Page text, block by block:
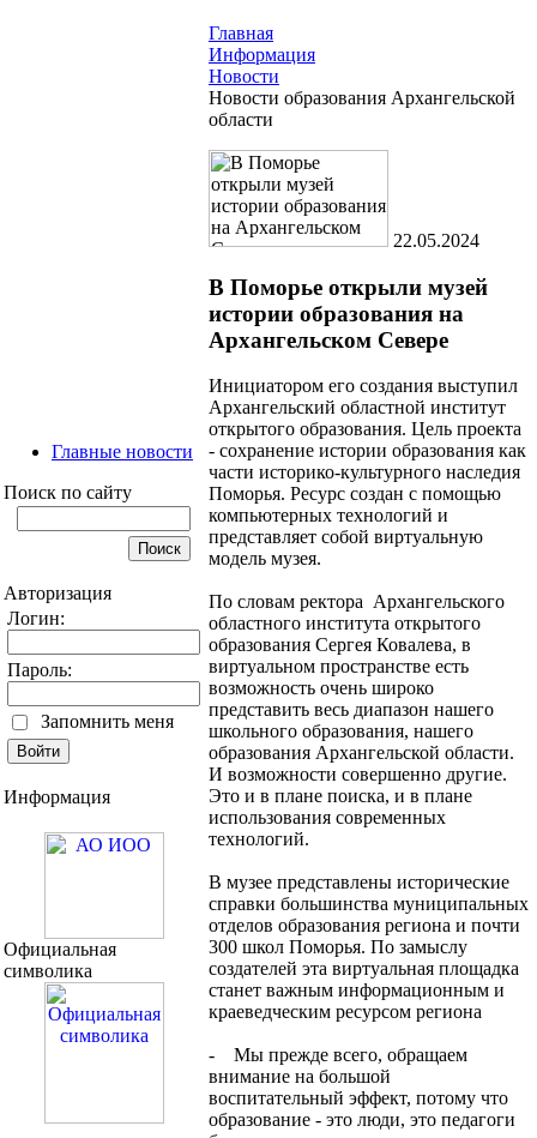
Главные новости
Поиск по сайту
Авторизация
Логин:
Пароль:
Запомнить меня
Информация
Официальная
символика
Главная
Информация
Новости
Новости образования Архангельской
области
22.05.2024
В Поморье открыли музей
истории образования на
Архангельском Севере
Инициатором его создания выступил
Архангельский областной институт
открытого образования. Цель проекта
- сохранение истории образования как
части историко-культурного наследия
Поморья. Ресурс создан с помощью
компьютерных технологий и
представляет собой виртуальную
модель музея.
По словам ректора Архангельского
областного института открытого
образования Сергея Ковалева, в
виртуальном пространстве есть
возможность очень широко
представить весь диапазон нашего
школьного образования, нашего
образования Архангельской области.
И возможности совершенно другие.
Это и в плане поиска, и в плане
использования современных
технологий.
В музее представлены исторические
справки большинства муниципальных
отделов образования региона и почти
300 школ Поморья. По замыслу
создателей эта виртуальная площадка
станет важным информационным и
краеведческим ресурсом региона
- Мы прежде всего, обращаем
внимание на большой
воспитательный эффект, потому что
образование - это люди, это педагоги